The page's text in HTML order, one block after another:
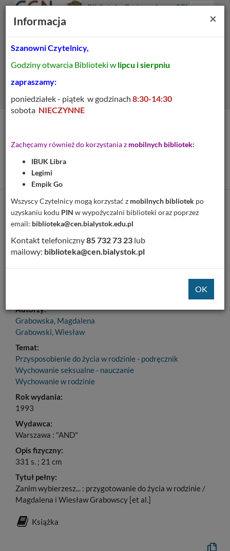
główne
główna
Prolib
główna
Biblioteka Pedagogiczna CEN
Menu
przygotowanie do życia w
rodzinie
Cytuj
Dodaj na Twoją półkę
Szczegóły MARC 21
Zanim wybierzesz... : przygotowanie do życia w rodzinie
Autorzy:
Grabowska, Magdalena
Grabowski, Wiesław
Temat:
Przysposobienie do życia w rodzinie - podręcznik
Wychowanie seksualne - nauczanie
Wychowanie w rodzinie
Rok wydania:
1993
Wydawca:
Warszawa : "AND"
Opis fizyczny:
331 s. ; 21 cm
Tytuł pełny:
Zanim wybierzesz... : przygotowanie do życia w rodzinie /
Magdalena i Wiesław Grabowscy [et al.]
Książka
×
Informacja
Szanowni Czytelnicy,
Godziny otwarcia Biblioteki w lipcu i sierpniu
zapraszamy:
poniedziałek - piątek w godzinach 8:30-14:30
sobota NIECZYNNE
Zachęcamy również do korzystania z mobilnych bibliotek:
IBUK Libra
Legimi
Empik Go
Wszyscy Czytelnicy mogą korzystać z mobilnych bibliotek po
uzyskaniu kodu PIN w wypożyczalni biblioteki oraz poprzez
email: biblioteka@cen.bialystok.edu.pl
Kontakt telefoniczny85 732 73 23 lub
mailowy: biblioteka@cen.bialystok.pl